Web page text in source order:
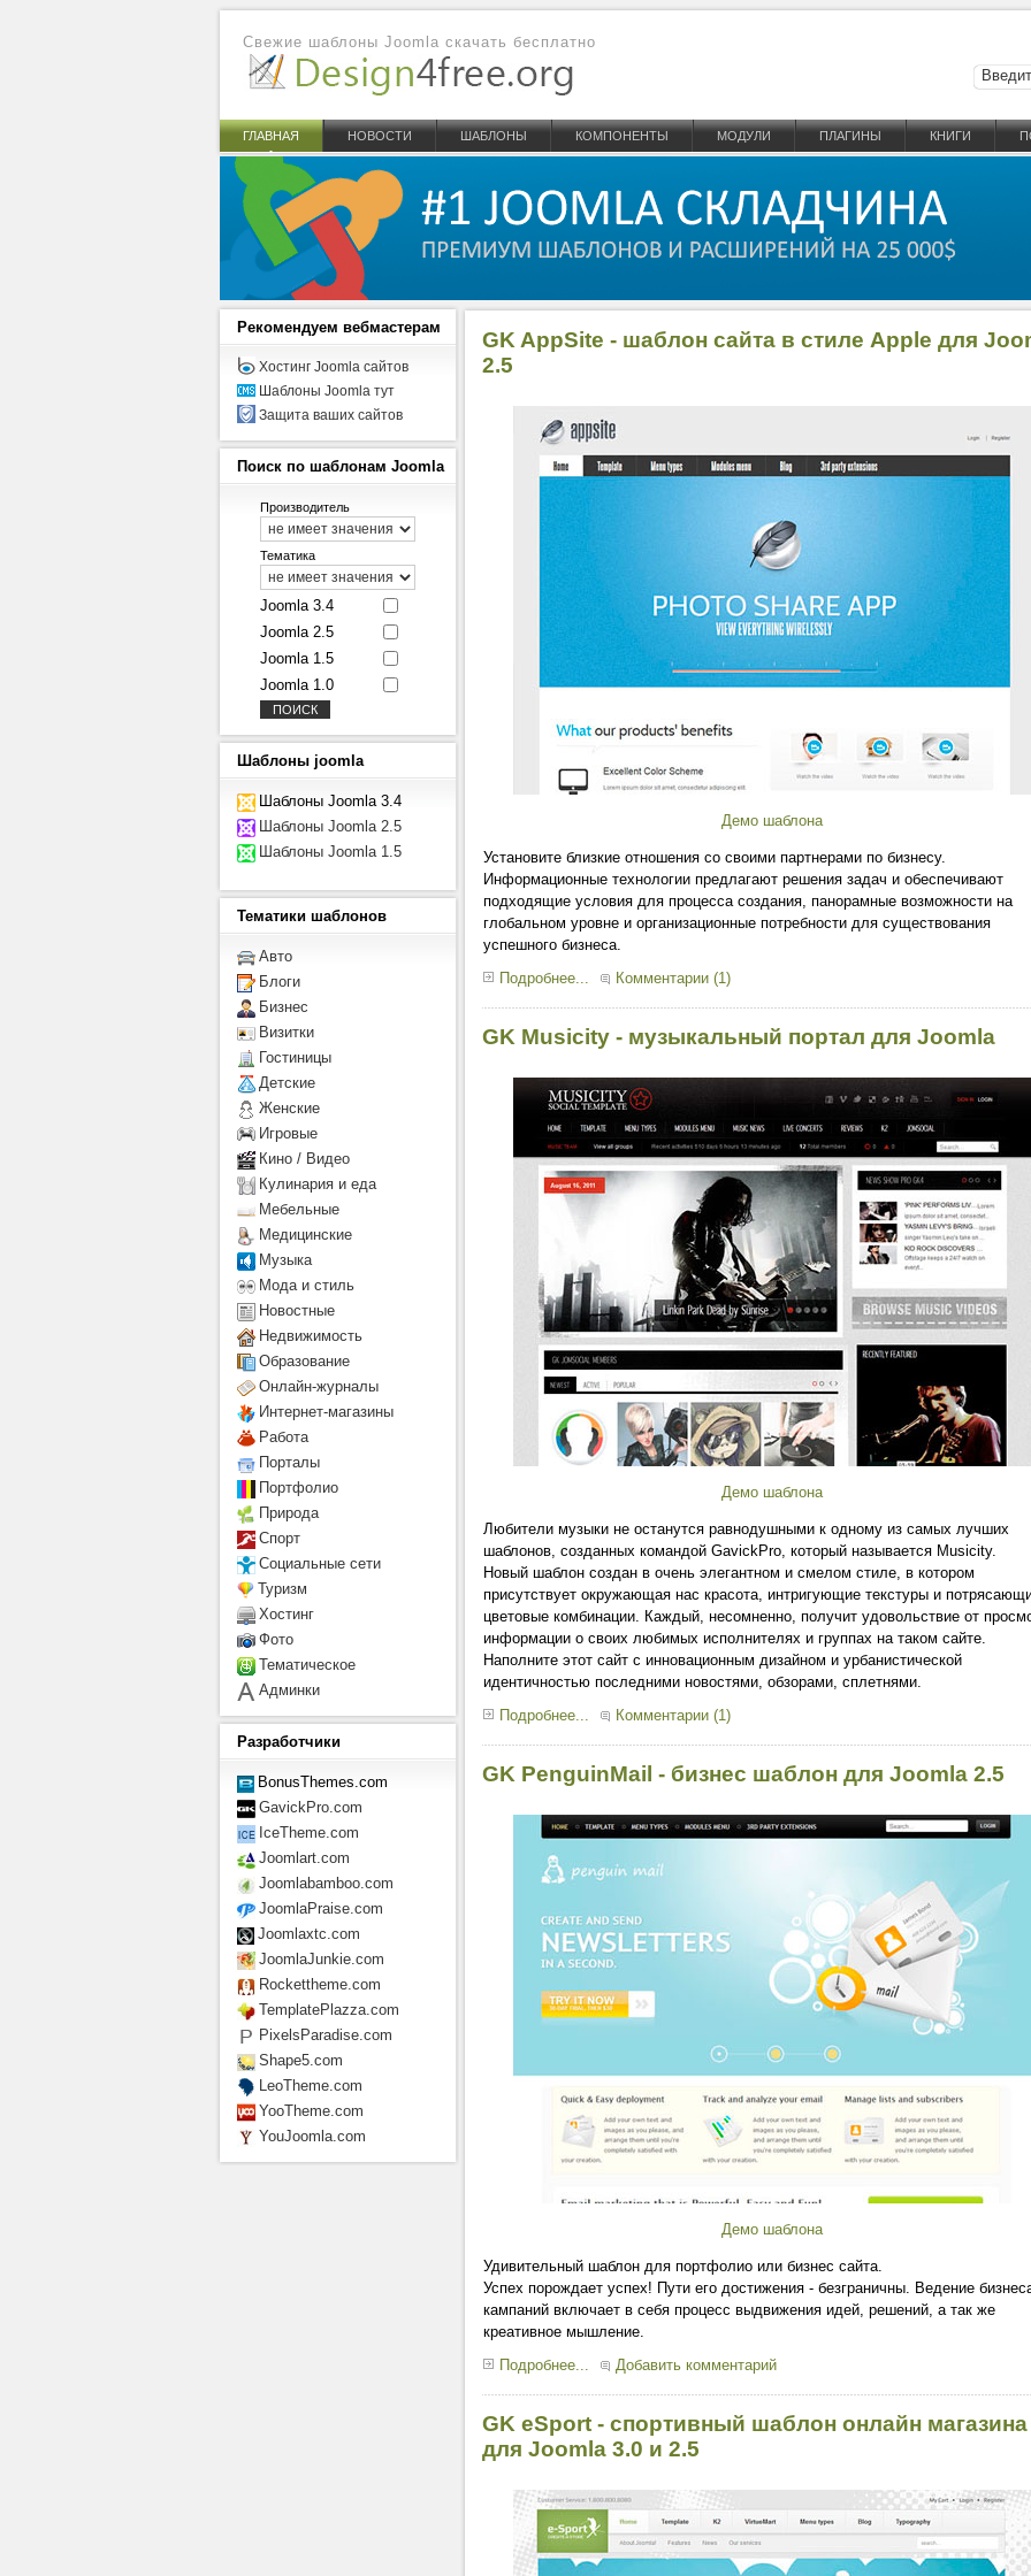
Свежие шаблоны Joomla скачать бесплатно
ГЛАВНАЯ НОВОСТИ ШАБЛОНЫ КОМПОНЕНТЫ МОДУЛИ ПЛАГИНЫ КНИГИ
GK AppSite - шаблон сайта в стиле Apple для
2.5
Демо шаблона
Установите близкие отношения со своими партнерами по бизнесу.
Информационные технологии предлагают решения задач и обеспечивают
подходящие условия для процесса создания, панорамные возможности на
глобальном уровне и организационные потребности для существования
успешного бизнеса.
Подробнее...
Комментарии (1)
GK Musicity - музыкальный портал для Joomla
Демо шаблона
Любители музыки не останутся равнодушными к одному из самых лучших
шаблонов, созданных командой GavickPro, который называется Musicity.
Новый шаблон создан в очень элегантном и смелом стиле, в котором
присутствует окружающая нас красота, интригующие текстуры и
цветовые комбинации. Каждый, несомненно, получит удовольствие от
информации о своих любимых исполнителях и группах на таком сайте.
Наполните этот сайт с инновационным дизайном и урбанистической
идентичностью последними новостями, обзорами, сплетнями.
Подробнее...
Комментарии (1)
GK PenguinMail - бизнес шаблон для Joomla 2.5
Демо шаблона
Удивительный шаблон для портфолио или бизнес сайта.
Успех порождает успех! Пути его достижения - безграничны. Ведение
кампаний включает в себя процесс выдвижения идей, решений, а так же
креативное мышление.
Подробнее...
Добавить комментарий
GK eSport - спортивный шаблон онлайн магазина
для Joomla 3.0 и 2.5
Рекомендуем вебмастерам
Хостинг Joomla сайтов
Шаблоны Joomla тут
Защита ваших сайтов
Поиск по шаблонам Joomla
Производитель
Тематика
Joomla 3.4
Joomla 2.5
Joomla 1.5
Joomla 1.0
Шаблоны joomla
Шаблоны Joomla 3.4
Шаблоны Joomla 2.5
Шаблоны Joomla 1.5
Тематики шаблонов
Авто
Блоги
Бизнес
Визитки
Гостиницы
Детcкие
Женские
Игровые
Кино / Видео
Кулинария и еда
Мебельные
Медицинские
Музыка
Мода и стиль
Новостные
Недвижимость
Образование
Онлайн-журналы
Интернет-магазины
Работа
Порталы
Портфолио
Природа
Спорт
Социальные сети
Туризм
Хостинг
Фото
Тематическое
Админки
Разработчики
BonusThemes.com
GavickPro.com
IceTheme.com
Joomlart.com
Joomlabamboo.com
JoomlaPraise.com
Joomlaxtc.com
JoomlaJunkie.com
Rockettheme.com
TemplatePlazza.com
PixelsParadise.com
Shape5.com
LeoTheme.com
YooTheme.com
YouJoomla.com